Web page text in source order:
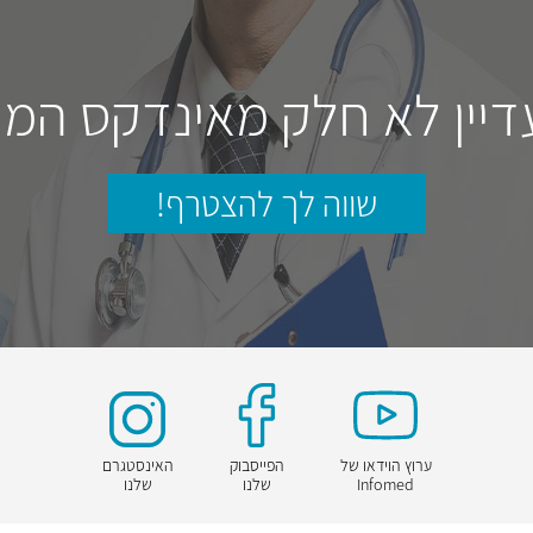
לא חלק מאינדקס
שווה לך להצטרף!
ערוץ הוידאו של
Infomed
הפייסבוק
שלנו
האינסטגרם
שלנו